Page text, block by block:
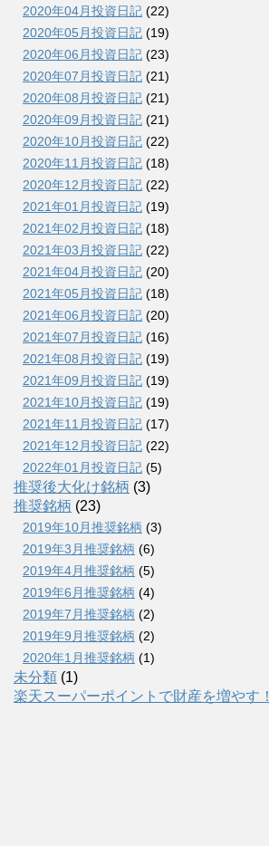
2020年04月投資日記 (22)
2020年05月投資日記 (19)
2020年06月投資日記 (23)
2020年07月投資日記 (21)
2020年08月投資日記 (21)
2020年09月投資日記 (21)
2020年10月投資日記 (22)
2020年11月投資日記 (18)
2020年12月投資日記 (22)
2021年01月投資日記 (19)
2021年02月投資日記 (18)
2021年03月投資日記 (22)
2021年04月投資日記 (20)
2021年05月投資日記 (18)
2021年06月投資日記 (20)
2021年07月投資日記 (16)
2021年08月投資日記 (19)
2021年09月投資日記 (19)
2021年10月投資日記 (19)
2021年11月投資日記 (17)
2021年12月投資日記 (22)
2022年01月投資日記 (5)
推奨後大化け銘柄 (3)
推奨銘柄 (23)
2019年10月推奨銘柄 (3)
2019年3月推奨銘柄 (6)
2019年4月推奨銘柄 (5)
2019年6月推奨銘柄 (4)
2019年7月推奨銘柄 (2)
2019年9月推奨銘柄 (2)
2020年1月推奨銘柄 (1)
未分類 (1)
楽天スーパーポイントで財産を増やす！